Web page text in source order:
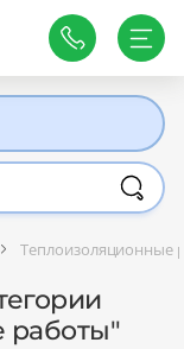
Теплоизоляционные
работы"